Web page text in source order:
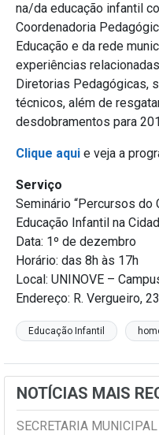
na/da educação infantil
Coordenadoria
Educação e da rede
experiências
Diretorias Pedagógicas,
técnicos, além de
desdobramentos para
Clique aqui e veja a
Serviço
Seminário “Percursos do
Educação Infantil na
Data: 1º de dezembro
Horário: das 8h às 17h
Local: UNINOVE –
Endereço: R. Vergueiro,
Educação Infantil
NOTÍCIAS MAIS
SECRETARIA